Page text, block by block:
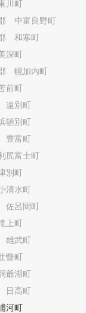
川町
中富良野町
郡 和寒町
深町
幌加内町
前町
遠別町
頓別町
豊富町
尻富士町
別町
清水町
佐呂間町
上町
雄武町
瞥町
爺湖町
日高町
河町